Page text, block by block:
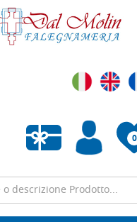
0
Liste de souhaits